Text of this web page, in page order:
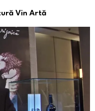
Vin Artă